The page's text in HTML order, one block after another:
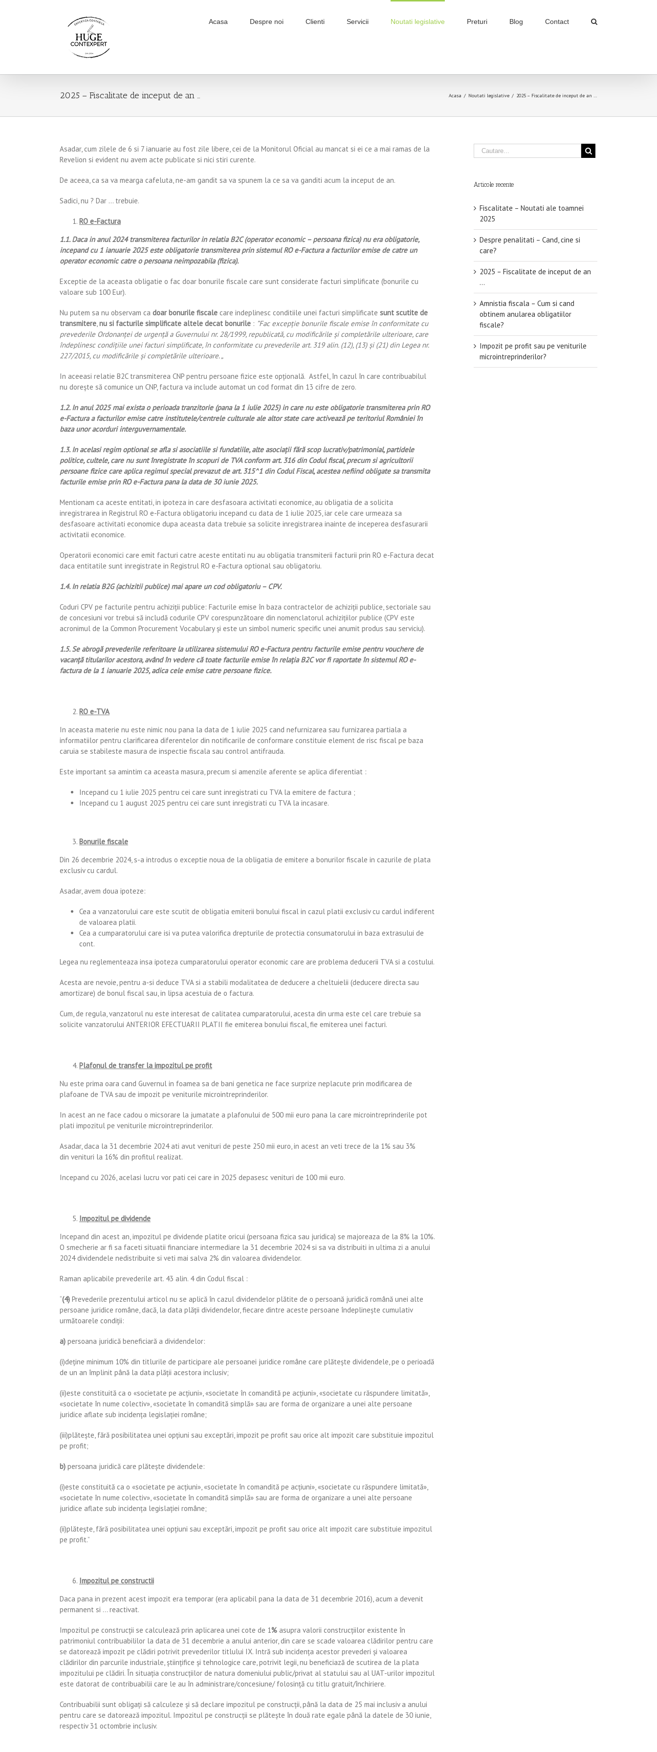
Acasa Despre noi Clienti Servicii Noutati legislative Preturi Blog Contact
2025 – Fiscalitate de inceput de an … Acasa / Noutati legislative / 2025 – Fiscalitate de inceput de an …
Asadar, cum zilele de 6 si 7 ianuarie au fost zile libere, cei de la Monitorul Oficial au mancat si ei ce a mai ramas de la
Revelion si evident nu avem acte publicate si nici stiri curente.
De aceea, ca sa va mearga cafeluta, ne-am gandit sa va spunem la ce sa va ganditi acum la inceput de an.
Sadici, nu ? Dar … trebuie.
RO e-Factura
1.1. Daca in anul 2024 transmiterea facturilor in relatia B2C (operator economic – persoana fizica) nu era obligatorie,
incepand cu 1 ianuarie 2025 este obligatorie transmiterea prin sistemul RO e-Factura a facturilor emise de catre un
operator economic catre o persoana neimpozabila (fizica).
Exceptie de la aceasta obligatie o fac doar bonurile fiscale care sunt considerate facturi simplificate (bonurile cu
valoare sub 100 Eur).
Nu putem sa nu observam ca doar bonurile fiscale care indeplinesc conditiile unei facturi simplificate sunt scutite de
transmitere,nu si facturile simplificate altele decat bonurile : ”Fac excepţie bonurile fiscale emise în conformitate cu
prevederile Ordonanţei de urgenţă a Guvernului nr. 28/1999, republicată, cu modificările şi completările ulterioare, care
îndeplinesc condiţiile unei facturi simplificate, în conformitate cu prevederile art. 319 alin. (12), (13) şi (21) din Legea nr.
227/2015, cu modificările şi completările ulterioare. „
In aceeasi relatie B2C transmiterea CNP pentru persoane fizice este opțională. Astfel, în cazul în care contribuabilul
nu dorește să comunice un CNP, factura va include automat un cod format din 13 cifre de zero.
1.2. In anul 2025 mai exista o perioada tranzitorie (pana la 1 iulie 2025) in care nu este obligatorie transmiterea prin RO
e-Factura a facturilor emise catre institutele/centrele culturale ale altor state care activează pe teritoriul României în
baza unor acorduri interguvernamentale.
1.3. In acelasi regim optional se afla si asociatiile si fundatiile, alte asociaţii fără scop lucrativ/patrimonial, partidele
politice, cultele, care nu sunt înregistrate în scopuri de TVA conform art. 316 din Codul fiscal, precum si agricultorii
persoane fizice care aplica regimul special prevazut de art. 315^1 din Codul Fiscal, acestea nefiind obligate sa transmita
facturile emise prin RO e-Factura pana la data de 30 iunie 2025.
Mentionam ca aceste entitati, in ipoteza in care desfasoara activitati economice, au obligatia de a solicita
inregistrarea in Registrul RO e-Factura obligatoriu incepand cu data de 1 iulie 2025, iar cele care urmeaza sa
desfasoare activitati economice dupa aceasta data trebuie sa solicite inregistrarea inainte de inceperea desfasurarii
activitatii economice.
Operatorii economici care emit facturi catre aceste entitati nu au obligatia transmiterii facturii prin RO e-Factura decat
daca entitatile sunt inregistrate in Registrul RO e-Factura optional sau obligatoriu.
1.4. In relatia B2G (achizitii publice) mai apare un cod obligatoriu – CPV.
Coduri CPV pe facturile pentru achiziții publice: Facturile emise în baza contractelor de achiziții publice, sectoriale sau
de concesiuni vor trebui să includă codurile CPV corespunzătoare din nomenclatorul achizițiilor publice (CPV este
acronimul de la Common Procurement Vocabulary și este un simbol numeric specific unei anumit produs sau serviciu).
1.5. Se abrogă prevederile referitoare la utilizarea sistemului RO e-Factura pentru facturile emise pentru vouchere de
vacanţă titularilor acestora, având în vedere că toate facturile emise în relația B2C vor fi raportate în sistemul RO e-
factura de la 1 ianuarie 2025, adica cele emise catre persoane fizice.
RO e-TVA
In aceasta materie nu este nimic nou pana la data de 1 iulie 2025 cand nefurnizarea sau furnizarea partiala a
informatiilor pentru clarificarea diferentelor din notificarile de conformare constituie element de risc fiscal pe baza
caruia se stabileste masura de inspectie fiscala sau control antifrauda.
Este important sa amintim ca aceasta masura, precum si amenzile aferente se aplica diferentiat :
Incepand cu 1 iulie 2025 pentru cei care sunt inregistrati cu TVA la emitere de factura ;
Incepand cu 1 august 2025 pentru cei care sunt inregistrati cu TVA la incasare.
Bonurile fiscale
Din 26 decembrie 2024, s-a introdus o exceptie noua de la obligatia de emitere a bonurilor fiscale in cazurile de plata
exclusiv cu cardul.
Asadar, avem doua ipoteze:
Cea a vanzatorului care este scutit de obligatia emiterii bonului fiscal in cazul platii exclusiv cu cardul indiferent
de valoarea platii.
Cea a cumparatorului care isi va putea valorifica drepturile de protectia consumatorului in baza extrasului de
cont.
Legea nu reglementeaza insa ipoteza cumparatorului operator economic care are problema deducerii TVA si a costului.
Acesta are nevoie, pentru a-si deduce TVA si a stabili modalitatea de deducere a cheltuielii (deducere directa sau
amortizare) de bonul fiscal sau, in lipsa acestuia de o factura.
Cum, de regula, vanzatorul nu este interesat de calitatea cumparatorului, acesta din urma este cel care trebuie sa
solicite vanzatorului ANTERIOR EFECTUARII PLATII fie emiterea bonului fiscal, fie emiterea unei facturi.
Plafonul de transfer la impozitul pe profit
Nu este prima oara cand Guvernul in foamea sa de bani genetica ne face surprize neplacute prin modificarea de
plafoane de TVA sau de impozit pe veniturile microintreprinderilor.
In acest an ne face cadou o micsorare la jumatate a plafonului de 500 mii euro pana la care microintreprinderile pot
plati impozitul pe veniturile microintreprinderilor.
Asadar, daca la 31 decembrie 2024 ati avut venituri de peste 250 mii euro, in acest an veti trece de la 1% sau 3%
din venituri la 16% din profitul realizat.
Incepand cu 2026, acelasi lucru vor pati cei care in 2025 depasesc venituri de 100 mii euro.
Impozitul pe dividende
Incepand din acest an, impozitul pe dividende platite oricui (persoana fizica sau juridica) se majoreaza de la 8% la 10%.
O smecherie ar fi sa faceti situatii financiare intermediare la 31 decembrie 2024 si sa va distribuiti in ultima zi a anului
2024 dividendele nedistribuite si veti mai salva 2% din valoarea dividendelor.
Raman aplicabile prevederile art. 43 alin. 4 din Codul fiscal :
“(4) Prevederile prezentului articol nu se aplică în cazul dividendelor plătite de o persoană juridică română unei alte
persoane juridice române, dacă, la data plăţii dividendelor, fiecare dintre aceste persoane îndeplineşte cumulativ
următoarele condiţii:
a) persoana juridică beneficiară a dividendelor:
(i)deţine minimum 10% din titlurile de participare ale persoanei juridice române care plăteşte dividendele, pe o perioadă
de un an împlinit până la data plăţii acestora inclusiv;
(ii)este constituită ca o «societate pe acţiuni», «societate în comandită pe acţiuni», «societate cu răspundere limitată»,
«societate în nume colectiv», «societate în comandită simplă» sau are forma de organizare a unei alte persoane
juridice aflate sub incidenţa legislaţiei române;
(iii)plăteşte, fără posibilitatea unei opţiuni sau exceptări, impozit pe profit sau orice alt impozit care substituie impozitul
pe profit;
b) persoana juridică care plăteşte dividendele:
(i)este constituită ca o «societate pe acţiuni», «societate în comandită pe acţiuni», «societate cu răspundere limitată»,
«societate în nume colectiv», «societate în comandită simplă» sau are forma de organizare a unei alte persoane
juridice aflate sub incidenţa legislaţiei române;
(ii)plăteşte, fără posibilitatea unei opţiuni sau exceptări, impozit pe profit sau orice alt impozit care substituie impozitul
pe profit.”
Impozitul pe constructii
Daca pana in prezent acest impozit era temporar (era aplicabil pana la data de 31 decembrie 2016), acum a devenit
permanent si … reactivat.
Impozitul pe construcţii se calculează prin aplicarea unei cote de 1% asupra valorii construcţiilor existente în
patrimoniul contribuabililor la data de 31 decembrie a anului anterior, din care se scade valoarea clădirilor pentru care
se datorează impozit pe clădiri potrivit prevederilor titlului IX. Intră sub incidenţa acestor prevederi şi valoarea
clădirilor din parcurile industriale, ştiinţifice şi tehnologice care, potrivit legii, nu beneficiază de scutirea de la plata
impozitului pe clădiri. În situația construcțiilor de natura domeniului public/privat al statului sau al UAT-urilor impozitul
este datorat de contribuabilii care le au în administrare/concesiune/ folosință cu titlu gratuit/închiriere.
Contribuabilii sunt obligați să calculeze și să declare impozitul pe construcții, până la data de 25 mai inclusiv a anului
pentru care se datorează impozitul. Impozitul pe construcții se plătește în două rate egale până la datele de 30 iunie,
respectiv 31 octombrie inclusiv.
Articole recente
Fiscalitate – Noutati ale toamnei
2025
Despre penalitati – Cand, cine si
care?
2025 – Fiscalitate de inceput de an
…
Amnistia fiscala – Cum si cand
obtinem anularea obligatiilor
fiscale?
Impozit pe profit sau pe veniturile
microintreprinderilor?